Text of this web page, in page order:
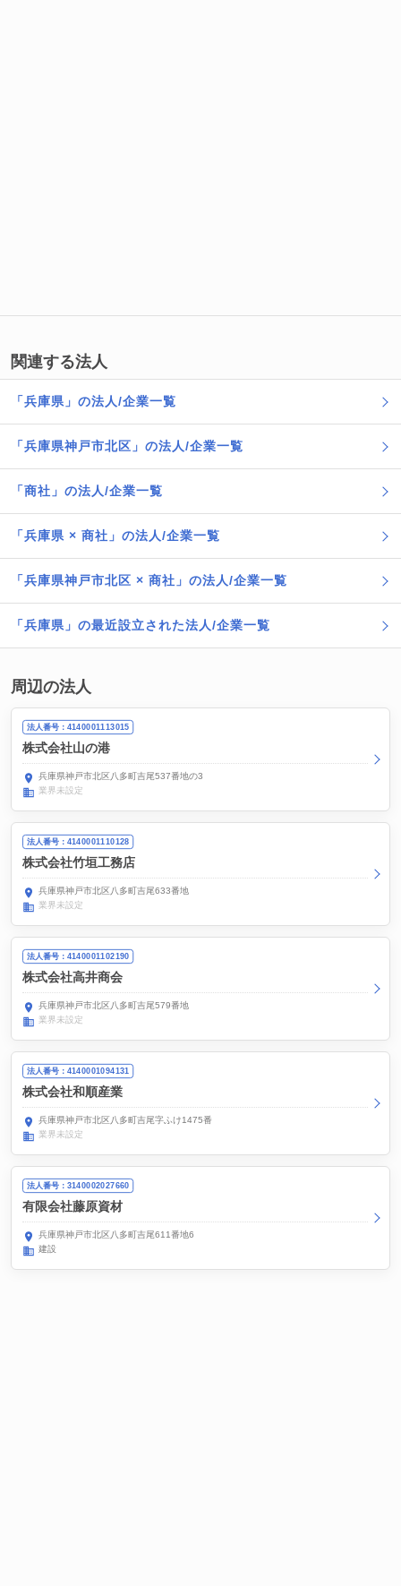
関連する法人
「兵庫県」の法人/企業一覧
「兵庫県神戸市北区」の法人/企業一覧
「商社」の法人/企業一覧
「兵庫県 × 商社」の法人/企業一覧
「兵庫県神戸市北区 × 商社」の法人/企業一覧
「兵庫県」の最近設立された法人/企業一覧
周辺の法人
法人番号：4140001113015
株式会社山の港
兵庫県神戸市北区八多町吉尾537番地の3
業界未設定
法人番号：4140001110128
株式会社竹垣工務店
兵庫県神戸市北区八多町吉尾633番地
業界未設定
法人番号：4140001102190
株式会社高井商会
兵庫県神戸市北区八多町吉尾579番地
業界未設定
法人番号：4140001094131
株式会社和順産業
兵庫県神戸市北区八多町吉尾字ふけ1475番
業界未設定
法人番号：3140002027660
有限会社藤原資材
兵庫県神戸市北区八多町吉尾611番地6
建設